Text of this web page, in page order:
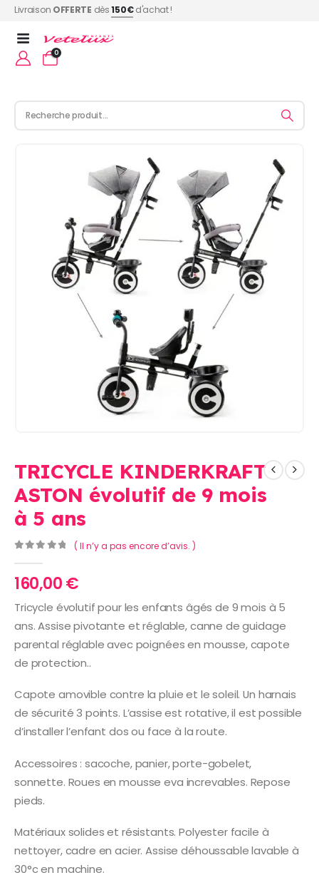
Livraison OFFERTE dès150€d'achat !
0
TRICYCLE KINDERKRAFT
ASTON évolutif de 9 mois
à 5 ans
( Il n’y a pas encore d’avis. )
160,00€
Tricycle évolutif pour les enfants âgés de 9 mois à 5
ans. Assise pivotante et réglable, canne de guidage
parental réglable avec poignées en mousse, capote
de protection..
Capote amovible contre la pluie et le soleil. Un harnais
de sécurité 3 points. L’assise est rotative, il est possible
d’installer l’enfant dos ou face à la route.
Accessoires : sacoche, panier, porte-gobelet,
sonnette. Roues en mousse eva increvables. Repose
pieds.
Matériaux solides et résistants. Polyester facile à
nettoyer, cadre en acier. Assise déhoussable lavable à
30°c en machine.